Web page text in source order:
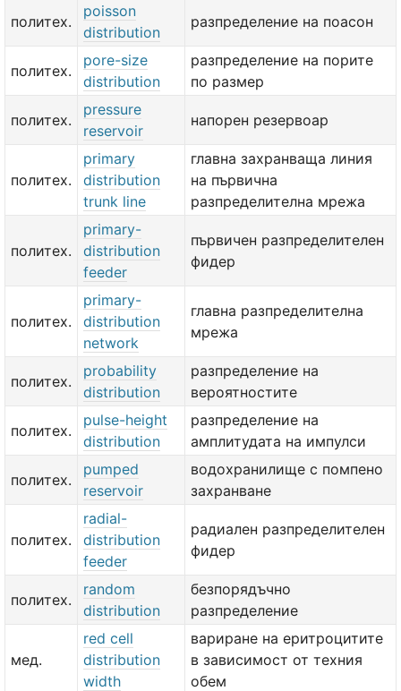
политех.
poisson
distribution
разпределение на поасон
политех.
pore-size
distribution
разпределение на порите
по размер
политех.
pressure
reservoir
напорен резервоар
политех.
primary
distribution
trunk line
главна захранваща линия
на първична
разпределителна мрежа
политех.
primary-
distribution
feeder
първичен разпределителен
фидер
политех.
primary-
distribution
network
главна разпределителна
мрежа
политех.
probability
distribution
разпределение на
вероятностите
политех.
pulse-height
distribution
разпределение на
амплитудата на импулси
политех.
pumped
reservoir
водохранилище с помпено
захранване
политех.
radial-
distribution
feeder
радиален разпределителен
фидер
политех.
random
distribution
безпорядъчно
разпределение
мед.
red cell
distribution
width
вариране на еритроцитите
в зависимост от техния
обем